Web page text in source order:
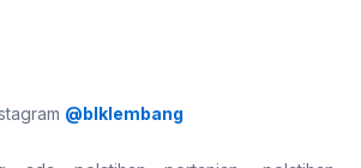
@blklembang